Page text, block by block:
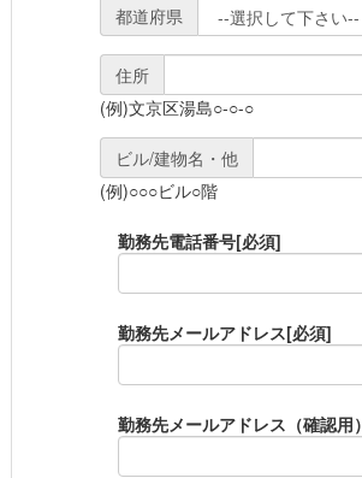
都道府県
住所
(例)文京区湯島○-○-○
ビル/建物名・他
(例)○○○ビル○階
勤務先電話番号[必須]
勤務先メールアドレス[必須]
勤務先メールアドレス（確認用）